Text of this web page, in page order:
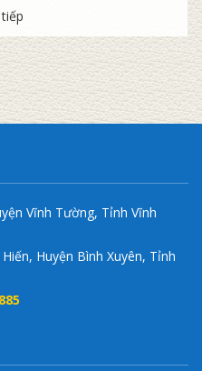
Vĩnh Tường, Tỉnh Vĩnh
Huyện Bình Xuyên, Tỉnh